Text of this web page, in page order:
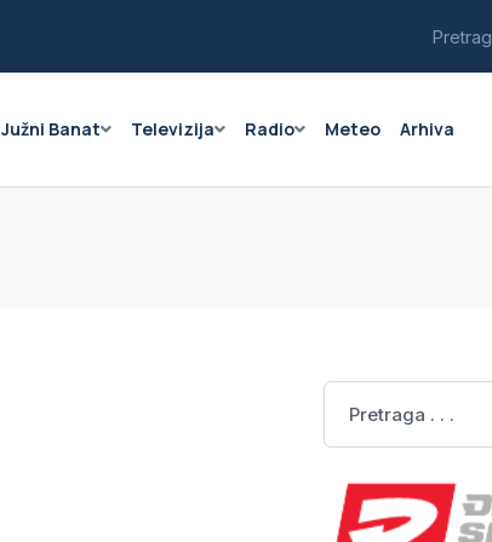
Južni Banat Televizija Radio Meteo Arhiva